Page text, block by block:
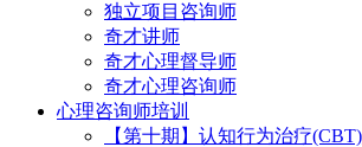
独立项目咨询师
奇才讲师
奇才心理督导师
奇才心理咨询师
心理咨询师培训
【第十期】认知行为治疗